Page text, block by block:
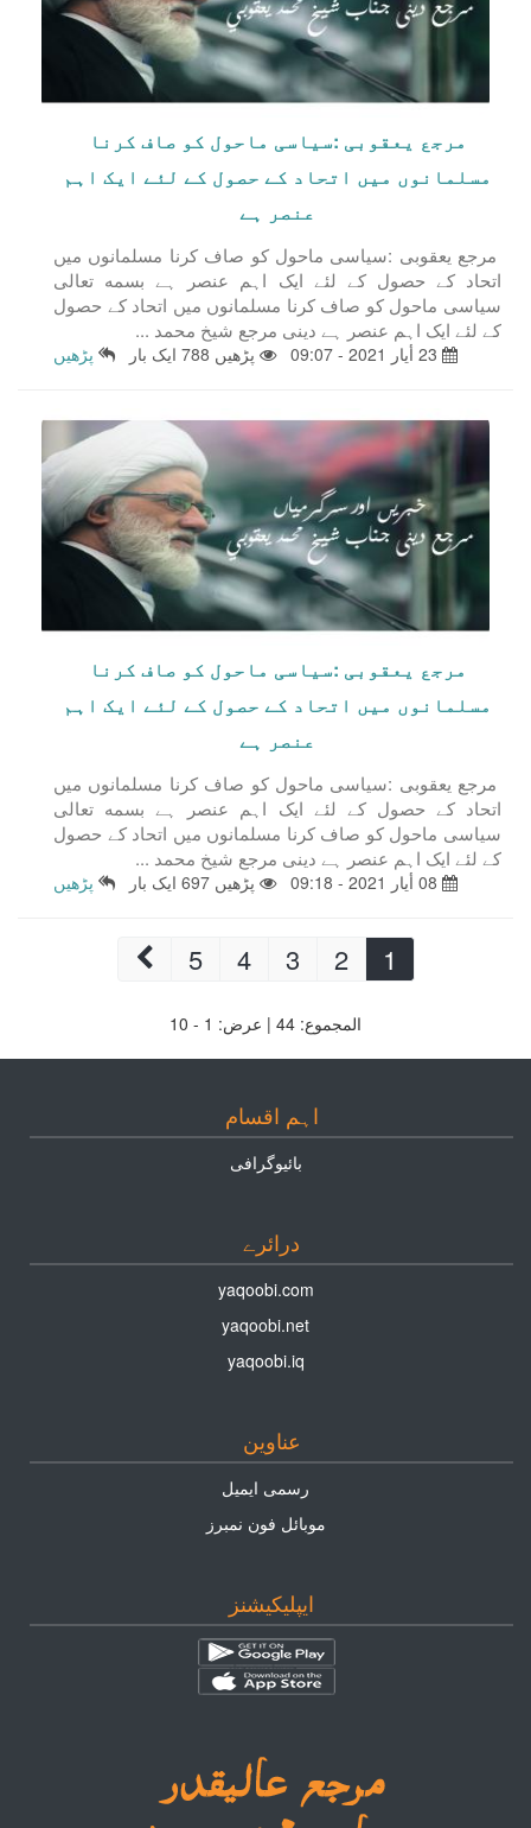
مرجع یعقوبی :سیاسی ماحول کو صاف کرنا
مسلمانوں میں اتحاد کے حصول کے لئے ایک اہم
عنصر ہے
مرجع یعقوبی :سیاسی ماحول کو صاف کرنا مسلمانوں میں
اتحاد کے حصول کے لئے ایک اہم عنصر ہے بسمه تعالى
سیاسی ماحول کو صاف کرنا مسلمانوں میں اتحاد کے حصول
کے لئے ایک اہم عنصر ہے دینی مرجع شیخ محمد ...
پڑھیں 788 ایک بار پڑھیں
مرجع یعقوبی :سیاسی ماحول کو صاف کرنا
مسلمانوں میں اتحاد کے حصول کے لئے ایک اہم
عنصر ہے
مرجع یعقوبی :سیاسی ماحول کو صاف کرنا مسلمانوں میں
اتحاد کے حصول کے لئے ایک اہم عنصر ہے بسمه تعالى
سیاسی ماحول کو صاف کرنا مسلمانوں میں اتحاد کے حصول
کے لئے ایک اہم عنصر ہے دینی مرجع شیخ محمد ...
پڑھیں 697 ایک بار پڑھیں
1
2
3
4
5
المجموع: 44 | عرض: 1 - 10
اہم اقسام
بائيوگرافى
درائرے
yaqoobi.com
yaqoobi.net
yaqoobi.iq
عناوين
رسمى ايميل
موبائل فون نمبرز
ايپليكيشنز